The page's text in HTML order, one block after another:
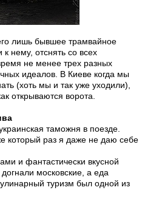
лишь бывшее трамвайное
нему, отснять со всех
не менее трех разных
идеалов. В Киеве когда мы
(хоть мы и так уже уходили),
открываются ворота.
таможня в поезде.
который раз я даже не даю себе
и фантастически вкусной
московские, а еда
туризм был одной из